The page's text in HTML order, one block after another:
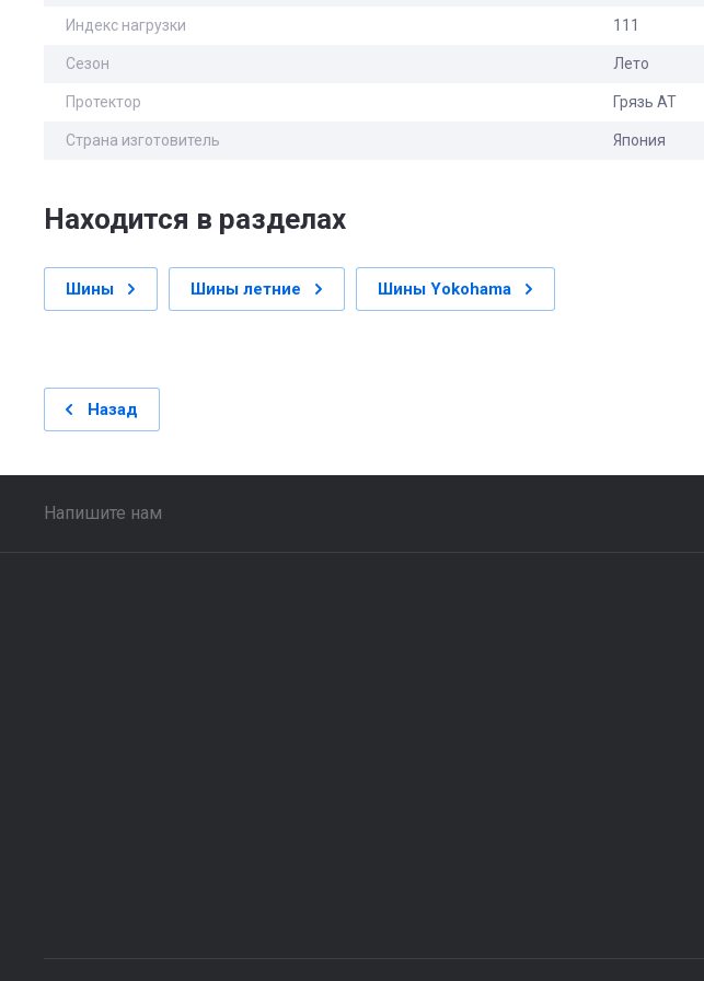
Индекс нагрузки 111
Сезон Лето
Протектор Грязь АТ
Страна изготовитель Япония
Находится в разделах
Шины Шины летние Шины Yokohama
Назад
Напишите нам